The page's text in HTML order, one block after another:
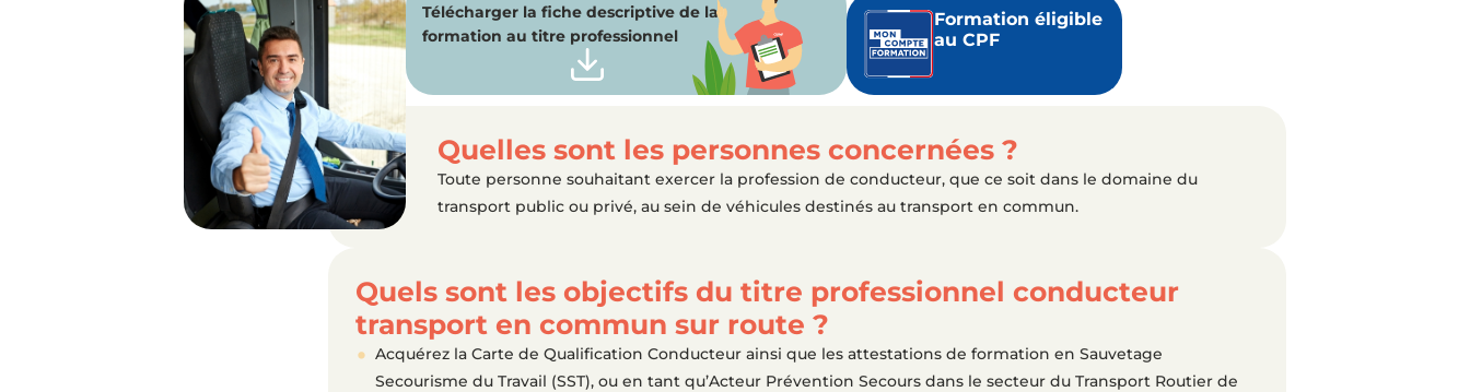
Télécharger la fiche descriptive de la
formation au titre professionnel
Formation éligible
au CPF
Quelles sont les personnes concernées ?
Toute personne souhaitant exercer la profession de conducteur, que ce soit dans le domaine du
transport public ou privé, au sein de véhicules destinés au transport en commun.
Quels sont les objectifs du titre professionnel conducteur
transport en commun sur route ?
Acquérez la Carte de Qualification Conducteur ainsi que les attestations de formation en Sauvetage
Secourisme du Travail (SST), ou en tant qu’Acteur Prévention Secours dans le secteur du Transport Routier de